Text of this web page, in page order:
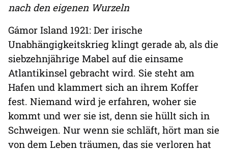
nach den eigenen Wurzeln
Gámor Island 1921: Der irische
Unabhängigkeitskrieg klingt gerade ab, als die
siebzehnjährige Mabel auf die einsame
Atlantikinsel gebracht wird. Sie steht am
Hafen und klammert sich an ihrem Koffer
fest. Niemand wird je erfahren, woher sie
kommt und wer sie ist, denn sie hüllt sich in
Schweigen. Nur wenn sie schläft, hört man sie
von dem Leben träumen, das sie verloren hat